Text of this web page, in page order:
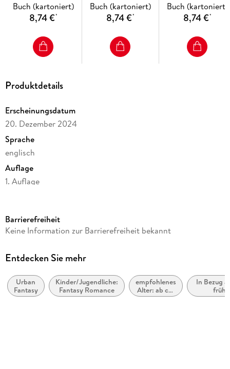
Buch (kartoniert)
8,74 €*
Buch (kartoniert)
8,74 €*
Buch (kartoniert)
8,74 €*
Produktdetails
Erscheinungsdatum
20. Dezember 2024
Sprache
englisch
Auflage
1. Auflage
Altersempfehlung
Reihe
Autor/Autorin
Twins
Barrierefreiheit
Keine Information zur Barrierefreiheit bekannt
Entdecken Sie mehr
Urban
Fantasy
Kinder/Jugendliche:
Fantasy Romance
empfohlenes
Alter: ab ca.
12 Jahre
In Bezug
frühe